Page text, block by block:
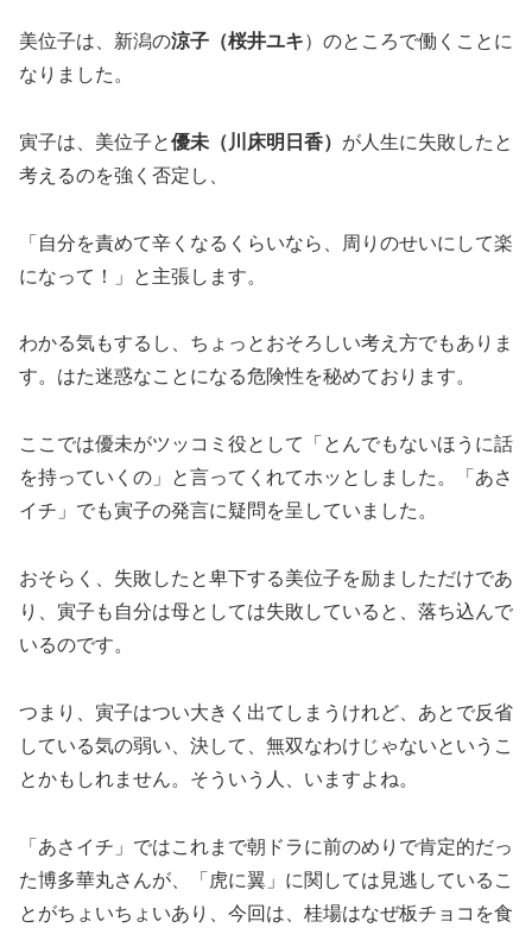
美位子は、新潟の涼子（桜井ユキ）のところで働くことに
なりました。
寅子は、美位子と優未（川床明日香） が人生に失敗したと
考えるのを強く否定し、
「自分を責めて辛くなるくらいなら、周りのせいにして楽
になって！」と主張します。
わかる気もするし、ちょっとおそろしい考え方でもありま
す。はた迷惑なことになる危険性を秘めております。
ここでは優未がツッコミ役として「とんでもないほうに話
を持っていくの」と言ってくれてホッとしました。「あさ
イチ」でも寅子の発言に疑問を呈していました。
おそらく、失敗したと卑下する美位子を励ましただけであ
り、寅子も自分は母としては失敗していると、落ち込んで
いるのです。
つまり、寅子はつい大きく出てしまうけれど、あとで反省
している気の弱い、決して、無双なわけじゃないというこ
とかもしれません。そういう人、いますよね。
「あさイチ」ではこれまで朝ドラに前のめりで肯定的だっ
た博多華丸さんが、「虎に翼」に関しては見逃しているこ
とがちょいちょいあり、今回は、桂場はなぜ板チョコを食